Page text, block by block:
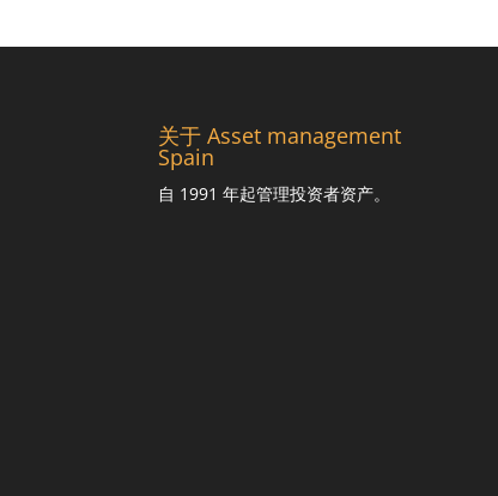
关于 Asset management
Spain
自 1991 年起管理投资者资产。